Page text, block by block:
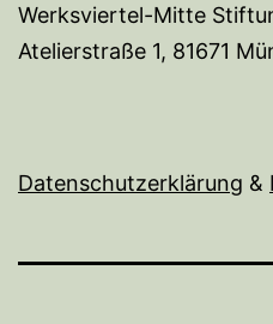
Werksviertel-Mitte
Atelierstraße 1, 81671
Datenschutzerklärung & I